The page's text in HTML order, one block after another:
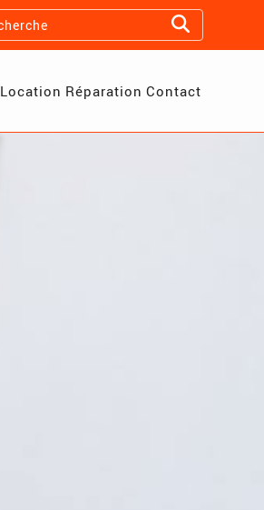
Location Réparation Contact